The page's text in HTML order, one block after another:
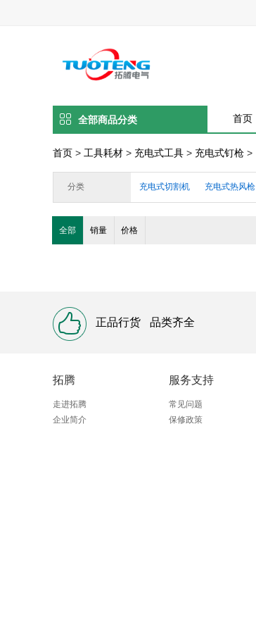
全部商品分类 首页
首页 > 工具耗材 > 充电式工具 > 充电式钉枪 >
分类 充电式切割机 充电式热风枪
充电式砂磨机
充电式螺丝刀
全部 销量 价格
正品行货 品类齐全
拓腾
走进拓腾
企业简介
服务支持
常见问题
保修政策